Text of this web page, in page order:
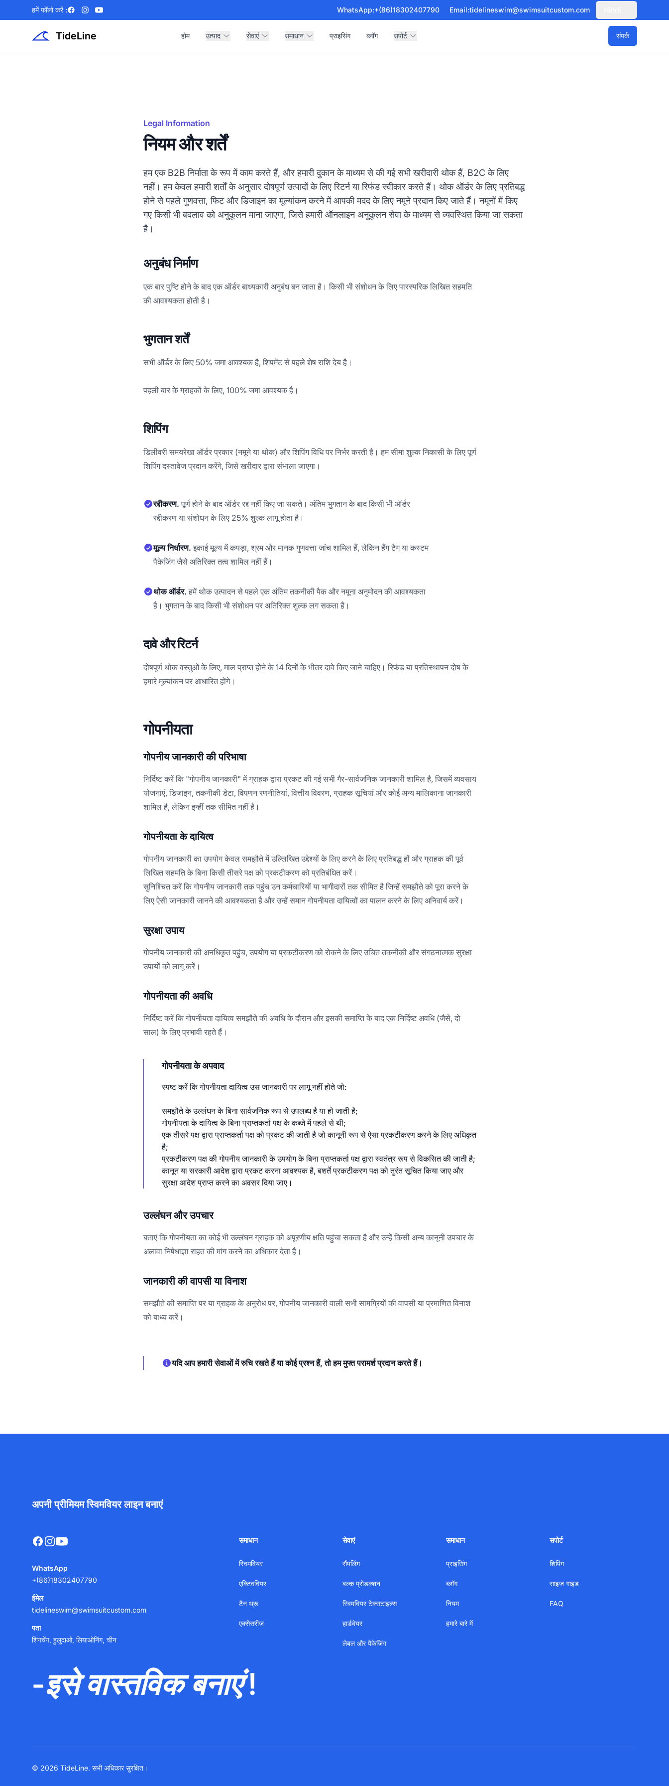
हमें फॉलो करें :Facebook
Instagram
YouTube WhatsApp:+(86)18302407790 Email:tidelineswim@swimsuitcustom.com
TideLine होम उत्पाद सेवाएं समाधान प्राइसिंग ब्लॉग सपोर्ट संपर्क
Legal Information
नियम और शर्तें
हम एक B2B निर्माता के रूप में काम करते हैं, और हमारी दुकान के माध्यम से की गई सभी खरीदारी थोक हैं, B2C के लिए
नहीं। हम केवल हमारी शर्तों के अनुसार दोषपूर्ण उत्पादों के लिए रिटर्न या रिफंड स्वीकार करते हैं। थोक ऑर्डर के लिए प्रतिबद्ध
होने से पहले गुणवत्ता, फिट और डिजाइन का मूल्यांकन करने में आपकी मदद के लिए नमूने प्रदान किए जाते हैं। नमूनों में किए
गए किसी भी बदलाव को अनुकूलन माना जाएगा, जिसे हमारी ऑनलाइन अनुकूलन सेवा के माध्यम से व्यवस्थित किया जा सकता
है।
अनुबंध निर्माण
एक बार पुष्टि होने के बाद एक ऑर्डर बाध्यकारी अनुबंध बन जाता है। किसी भी संशोधन के लिए पारस्परिक लिखित सहमति
की आवश्यकता होती है।
भुगतान शर्तें
सभी ऑर्डर के लिए 50% जमा आवश्यक है, शिपमेंट से पहले शेष राशि देय है।
शिपिंग
डिलीवरी समयरेखा ऑर्डर प्रकार (नमूने या थोक) और शिपिंग विधि पर निर्भर करती है। हम सीमा शुल्क निकासी के लिए पूर्ण
शिपिंग दस्तावेज प्रदान करेंगे, जिसे खरीदार द्वारा संभाला जाएगा।
रद्दीकरण. पूर्ण होने के बाद ऑर्डर रद्द नहीं किए जा सकते। अंतिम भुगतान के बाद किसी भी ऑर्डर
रद्दीकरण या संशोधन के लिए 25% शुल्क लागू होता है।
मूल्य निर्धारण. इकाई मूल्य में कपड़ा, श्रम और मानक गुणवत्ता जांच शामिल हैं, लेकिन हैंग टैग या कस्टम
पैकेजिंग जैसे अतिरिक्त तत्व शामिल नहीं हैं।
थोक ऑर्डर. हमें थोक उत्पादन से पहले एक अंतिम तकनीकी पैक और नमूना अनुमोदन की आवश्यकता
है। भुगतान के बाद किसी भी संशोधन पर अतिरिक्त शुल्क लग सकता है।
दावे और रिटर्न
दोषपूर्ण थोक वस्तुओं के लिए, माल प्राप्त होने के 14 दिनों के भीतर दावे किए जाने चाहिए। रिफंड या प्रतिस्थापन दोष के
हमारे मूल्यांकन पर आधारित होंगे।
गोपनीयता
गोपनीय जानकारी की परिभाषा
निर्दिष्ट करें कि "गोपनीय जानकारी" में ग्राहक द्वारा प्रकट की गई सभी गैर-सार्वजनिक जानकारी शामिल है, जिसमें व्यवसाय
योजनाएं, डिजाइन, तकनीकी डेटा, विपणन रणनीतियां, वित्तीय विवरण, ग्राहक सूचियां और कोई अन्य मालिकाना जानकारी
शामिल है, लेकिन इन्हीं तक सीमित नहीं है।
गोपनीयता के दायित्व
गोपनीय जानकारी का उपयोग केवल समझौते में उल्लिखित उद्देश्यों के लिए करने के लिए प्रतिबद्ध हों और ग्राहक की पूर्व
लिखित सहमति के बिना किसी तीसरे पक्ष को प्रकटीकरण को प्रतिबंधित करें।
सुनिश्चित करें कि गोपनीय जानकारी तक पहुंच उन कर्मचारियों या भागीदारों तक सीमित है जिन्हें समझौते को पूरा करने के
सुरक्षा उपाय
गोपनीय जानकारी की अनधिकृत पहुंच, उपयोग या प्रकटीकरण को रोकने के लिए उचित तकनीकी और संगठनात्मक सुरक्षा
उपायों को लागू करें।
गोपनीयता की अवधि
निर्दिष्ट करें कि गोपनीयता दायित्व समझौते की अवधि के दौरान और इसकी समाप्ति के बाद एक निर्दिष्ट अवधि (जैसे, दो
साल) के लिए प्रभावी रहते हैं।
गोपनीयता के अपवाद
स्पष्ट करें कि गोपनीयता दायित्व उस जानकारी पर लागू नहीं होते जो:
समझौते के उल्लंघन के बिना सार्वजनिक रूप से उपलब्ध है या हो जाती है;
गोपनीयता के दायित्व के बिना प्राप्तकर्ता पक्ष के कब्जे में पहले से थी;
एक तीसरे पक्ष द्वारा प्राप्तकर्ता पक्ष को प्रकट की जाती है जो कानूनी रूप से ऐसा प्रकटीकरण करने के लिए अधिकृत
है;
प्रकटीकरण पक्ष की गोपनीय जानकारी के उपयोग के बिना प्राप्तकर्ता पक्ष द्वारा स्वतंत्र रूप से विकसित की जाती है;
कानून या सरकारी आदेश द्वारा प्रकट करना आवश्यक है, बशर्ते प्रकटीकरण पक्ष को तुरंत सूचित किया जाए और
उल्लंघन और उपचार
बताएं कि गोपनीयता का कोई भी उल्लंघन ग्राहक को अपूरणीय क्षति पहुंचा सकता है और उन्हें किसी अन्य कानूनी उपचार के
अलावा निषेधाज्ञा राहत की मांग करने का अधिकार देता है।
जानकारी की वापसी या विनाश
समझौते की समाप्ति पर या ग्राहक के अनुरोध पर, गोपनीय जानकारी वाली सभी सामग्रियों की वापसी या प्रमाणित विनाश
को बाध्य करें।
यदि आप हमारी सेवाओं में रुचि रखते हैं या कोई प्रश्न हैं, तो हम मुफ्त परामर्श प्रदान करते हैं।
अपनी प्रीमियम स्विमवियर लाइन बनाएं
Facebook
Instagram
YouTube
WhatsApp
+(86)18302407790
ईमेल
tidelineswim@swimsuitcustom.com
पता
शिंगचेंग, हुलुदाओ, लियाओनिंग, चीन
समाधान
स्विमवियर
एक्टिववियर
टैन थ्रू
एक्सेसरीज
सेवाएं
सैंपलिंग
बल्क प्रोडक्शन
स्विमवियर टेक्सटाइल्स
हार्डवेयर
लेबल और पैकेजिंग
समाधान
प्राइसिंग
ब्लॉग
नियम
हमारे बारे में
सपोर्ट
शिपिंग
साइज गाइड
FAQ
-इसे वास्तविक बनाएं !
© 2026 TideLine. सभी अधिकार सुरक्षित।